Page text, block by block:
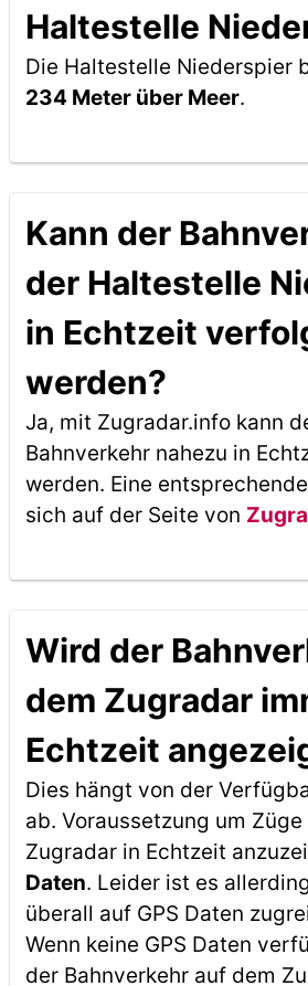
Haltestelle
Die Haltestelle Niederspier
234 Meter über Meer.
Kann der
der Haltestelle
in Echtzeit
werden?
Ja, mit Zugradar.info kann
Bahnverkehr nahezu in
werden. Eine
sich auf der Seite von
Wird der
dem Zugradar
Echtzeit
Dies hängt von der
ab. Voraussetzung um
Zugradar in Echtzeit
Daten. Leider ist es
überall auf GPS Daten
Wenn keine GPS Daten
der Bahnverkehr auf dem